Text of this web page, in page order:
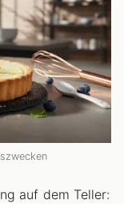
auf dem Teller: